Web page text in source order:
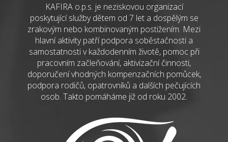
KAFIRA o.p.s. je neziskovou organizací
poskytující služby dětem od 7 let a dospělým se
zrakovým nebo kombinovaným postižením. Mezi
hlavní aktivity patří podpora soběstačnosti a
samostatnosti v každodenním životě, pomoc při
pracovním začleňování, aktivizační činnosti,
doporučení vhodných kompenzačních pomůcek,
podpora rodičů, opatrovníků a dalších pečujících
osob. Takto pomáháme již od roku 2002.